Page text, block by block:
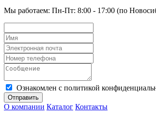
Мы работаем: Пн-Пт: 8:00 - 17:00 (по
Ознакомлен с политикой
Отправить
О компании Каталог Контакты